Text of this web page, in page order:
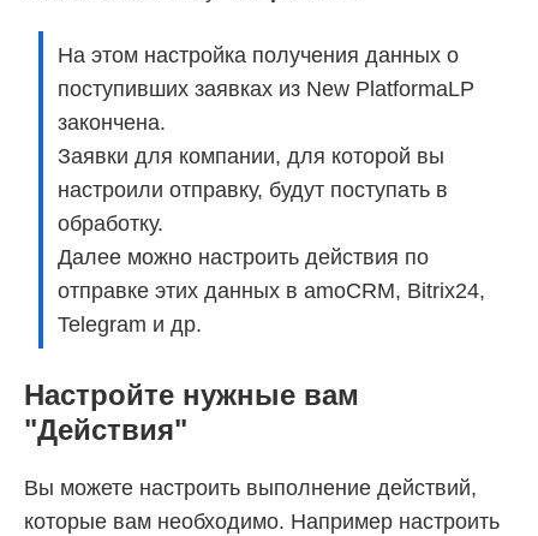
На этом настройка получения данных о
поступивших заявках из New PlatformaLP
закончена.
Заявки для компании, для которой вы
настроили отправку, будут поступать в
обработку.
Далее можно настроить действия по
отправке этих данных в amoCRM, Bitrix24,
Telegram и др.
Настройте нужные вам
"Действия"
Вы можете настроить выполнение действий,
которые вам необходимо. Например настроить